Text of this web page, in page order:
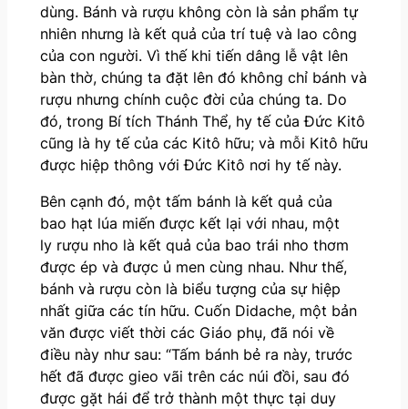
dùng. Bánh và rượu không còn là sản phẩm tự
nhiên nhưng là kết quả của trí tuệ và lao công
của con người. Vì thế khi tiến dâng lễ vật lên
bàn thờ, chúng ta đặt lên đó không chỉ bánh và
rượu nhưng chính cuộc đời của chúng ta. Do
đó, trong Bí tích Thánh Thể, hy tế của Đức Kitô
cũng là hy tế của các Kitô hữu; và mỗi Kitô hữu
được hiệp thông với Đức Kitô nơi hy tế này.
Bên cạnh đó, một tấm bánh là kết quả của
bao hạt lúa miến được kết lại với nhau, một
ly rượu nho là kết quả của bao trái nho thơm
được ép và được ủ men cùng nhau. Như thế,
bánh và rượu còn là biểu tượng của sự hiệp
nhất giữa các tín hữu. Cuốn Didache, một bản
văn được viết thời các Giáo phụ, đã nói về
điều này như sau: “Tấm bánh bẻ ra này, trước
hết đã được gieo vãi trên các núi đồi, sau đó
được gặt hái để trở thành một thực tại duy